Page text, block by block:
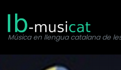
Música en llengua catalana de